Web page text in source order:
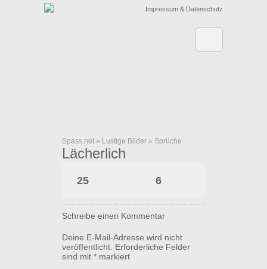
Impressum & Datenschutz
Spass.net » Lustige Bilder » Sprüche
Lächerlich
25 6
Schreibe einen Kommentar
Deine E-Mail-Adresse wird nicht
veröffentlicht. Erforderliche Felder
sind mit * markiert